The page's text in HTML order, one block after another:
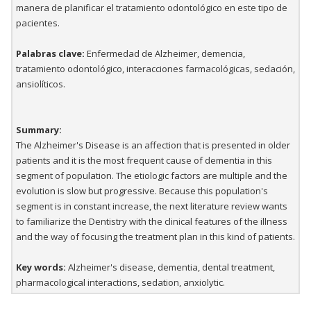
manera de planificar el tratamiento odontológico en este tipo de
pacientes.
Palabras clave: Enfermedad de Alzheimer, demencia,
tratamiento odontológico, interacciones farmacológicas, sedación,
ansiolíticos.
Summary:
The Alzheimer's Disease is an affection that is presented in older
patients and it is the most frequent cause of dementia in this
segment of population. The etiologic factors are multiple and the
evolution is slow but progressive. Because this population's
segment is in constant increase, the next literature review wants
to familiarize the Dentistry with the clinical features of the illness
and the way of focusing the treatment plan in this kind of patients.
Key words: Alzheimer's disease, dementia, dental treatment,
pharmacological interactions, sedation, anxiolytic.